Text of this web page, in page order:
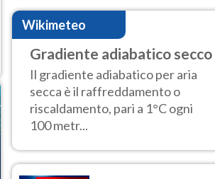
Nord.
Wikimeteo
Gradiente adiabatico secco
Il gradiente adiabatico per aria
secca è il raffreddamento o
riscaldamento, pari a 1°C ogni
100 metr...